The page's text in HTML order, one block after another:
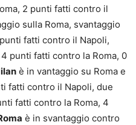
2 punti fatti contro il
sulla Roma, svantaggio
fatti contro il Napoli,
punti fatti contro la Roma, 0
è in vantaggio su Roma e
fatti contro il Napoli, due
fatti contro la Roma, 4
è in svantaggio contro